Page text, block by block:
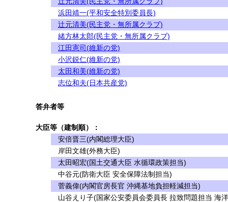
浜田靖一(平和安全特別委員長)
辻元清美(民主党・無所属クラブ)
緒方林太郎(民主党・無所属クラブ)
江田憲司(維新の党)
小沢鋭仁(維新の党)
太田和美(維新の党)
志位和夫(日本共産党)
答弁者等
大臣等（建制順）：
安倍晋三(内閣総理大臣)
岸田文雄(外務大臣)
太田昭宏(国土交通大臣 水循環政策担当)
中谷元(防衛大臣 安全保障法制担当)
菅義偉(内閣官房長官 沖縄基地負担軽減担当)
山谷えり子(国家公安委員会委員長 拉致問題担当 海